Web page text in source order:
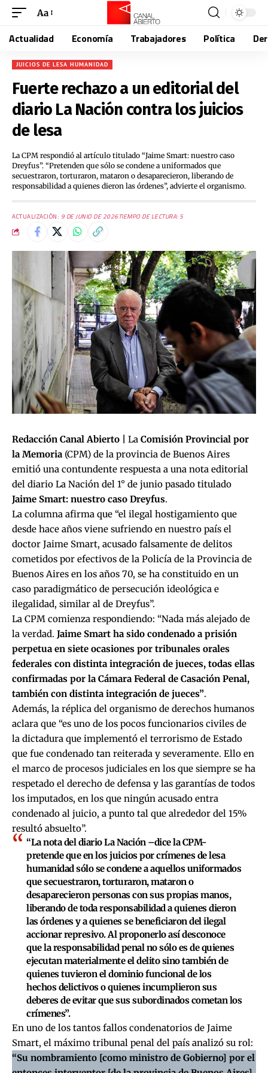
Aa
Actualidad Economía Trabajadores Política
JUICIOS DE LESA HUMANIDAD
Fuerte rechazo a un editorial del
diario La Nación contra los juicios
de lesa
La CPM respondió al artículo titulado “Jaime Smart: nuestro caso
Dreyfus”. “Pretenden que sólo se condene a uniformados que
secuestraron, torturaron, mataron o desaparecieron, liberando de
responsabilidad a quienes dieron las órdenes”, advierte el organismo.
ACTUALIZACIÓN: 9 DE JUNIO DE 2026TIEMPO DE LECTURA: 5
Redacción Canal Abierto | La Comisión Provincial por
la Memoria (CPM) de la provincia de Buenos Aires
emitió una contundente respuesta a una nota editorial
del diario La Nación del 1° de junio pasado titulado
Jaime Smart: nuestro caso Dreyfus.
La columna afirma que “el ilegal hostigamiento que
desde hace años viene sufriendo en nuestro país el
doctor Jaime Smart, acusado falsamente de delitos
cometidos por efectivos de la Policía de la Provincia de
Buenos Aires en los años 70, se ha constituido en un
caso paradigmático de persecución ideológica e
ilegalidad, similar al de Dreyfus”.
La CPM comienza respondiendo: “Nada más alejado de
la verdad. Jaime Smart ha sido condenado a prisión
perpetua en siete ocasiones por tribunales orales
federales con distinta integración de jueces, todas ellas
confirmadas por la Cámara Federal de Casación Penal,
también con distinta integración de jueces”.
Además, la réplica del organismo de derechos humanos
aclara que “es uno de los pocos funcionarios civiles de
la dictadura que implementó el terrorismo de Estado
que fue condenado tan reiterada y severamente. Ello en
el marco de procesos judiciales en los que siempre se ha
respetado el derecho de defensa y las garantías de todos
los imputados, en los que ningún acusado entra
condenado al juicio, a punto tal que alrededor del 15%
resultó absuelto”.
“La nota del diario La Nación –dice la CPM-
pretende que en los juicios por crímenes de lesa
humanidad sólo se condene a aquellos uniformados
que secuestraron, torturaron, mataron o
desaparecieron personas con sus propias manos,
liberando de toda responsabilidad a quienes dieron
las órdenes y a quienes se beneficiaron del ilegal
accionar represivo. Al proponerlo así desconoce
que la responsabilidad penal no sólo es de quienes
ejecutan materialmente el delito sino también de
quienes tuvieron el dominio funcional de los
hechos delictivos o quienes incumplieron sus
deberes de evitar que sus subordinados cometan los
crímenes”.
En uno de los tantos fallos condenatorios de Jaime
Smart, el máximo tribunal penal del país analizó su rol:
“Su nombramiento [como ministro de Gobierno] por el